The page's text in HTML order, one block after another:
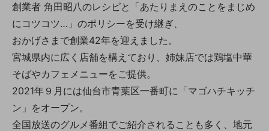
創業者 角田昭八のレシピと「あたりまえのことをまじめ
にコツコツ…」のポリシーを受け継ぎ、
おかげさまで創業42年を迎えました。
宮城県内に広く店舗を構えており、姉妹店では鶏塩中華
そばやカフェメニューをご提供。
2021年９月には仙台市青葉区一番町に「マゴハチキッチ
ン」をオープン。
全国放送のグルメ番組でご紹介されることも多く、地元